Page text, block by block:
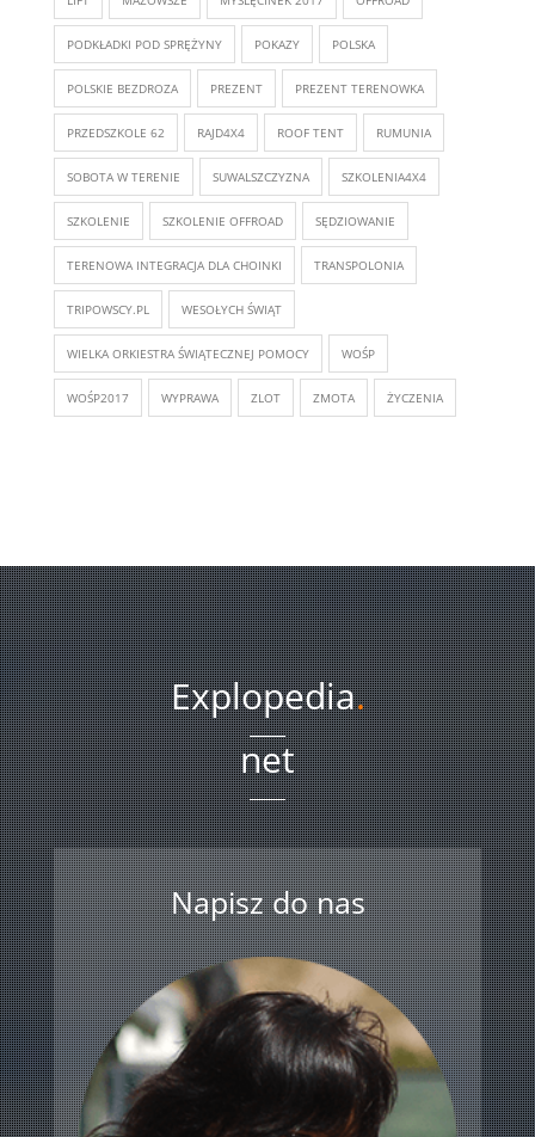
PODKŁADKI POD SPRĘŻYNY POKAZY POLSKA
POLSKIE BEZDROZA PREZENT PREZENT TERENOWKA
PRZEDSZKOLE 62 RAJD4X4 ROOF TENT RUMUNIA
SOBOTA W TERENIE SUWALSZCZYZNA SZKOLENIA4X4
SZKOLENIE SZKOLENIE OFFROAD SĘDZIOWANIE
TERENOWA INTEGRACJA DLA CHOINKI TRANSPOLONIA
TRIPOWSCY.PL WESOŁYCH ŚWIĄT
WIELKA ORKIESTRA ŚWIĄTECZNEJ POMOCY WOŚP
WOŚP2017 WYPRAWA ZLOT ZMOTA ŻYCZENIA
Explopedia.
net
Napisz do nas